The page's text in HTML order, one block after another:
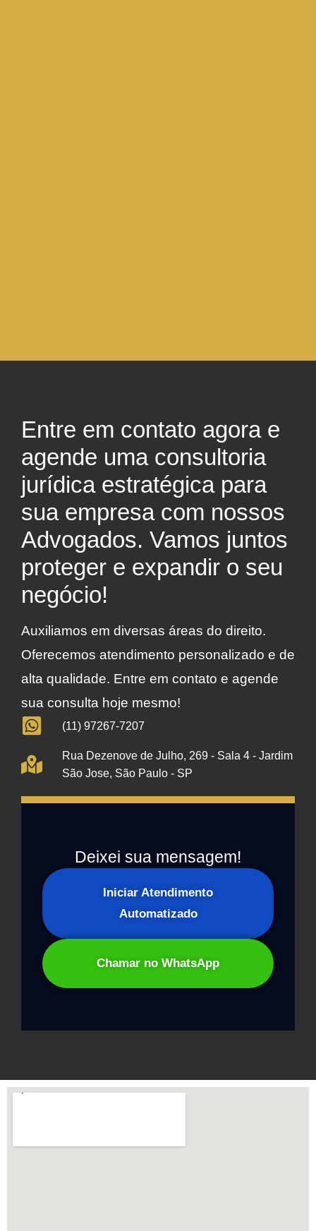
Entre em contato agora e
agende uma consultoria
jurídica estratégica para
sua empresa com nossos
Advogados. Vamos juntos
proteger e expandir o seu
negócio!
Auxiliamos em diversas áreas do direito.
Oferecemos atendimento personalizado e de
alta qualidade. Entre em contato e agende
sua consulta hoje mesmo!
(11) 97267-7207
Rua Dezenove de Julho, 269 - Sala 4 - Jardim
São Jose, São Paulo - SP
Deixei sua mensagem!
Iniciar Atendimento
Automatizado
Chamar no WhatsApp